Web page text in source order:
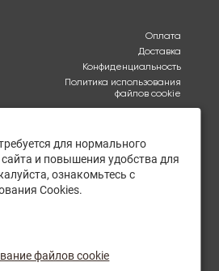
Оплата
Доставка
Конфиденциальность
Политика использования
файлов cookie
Политика в отношении
обработки персональных
данных
для нормального
и повышения удобства для
ознакомьтесь с
Cookies.
файлов cookie